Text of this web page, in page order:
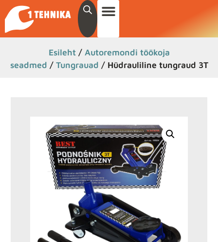
Esileht/ Autoremondi töökoja
seadmed / Tungrauad / Hüdrauliline tungraud 3T